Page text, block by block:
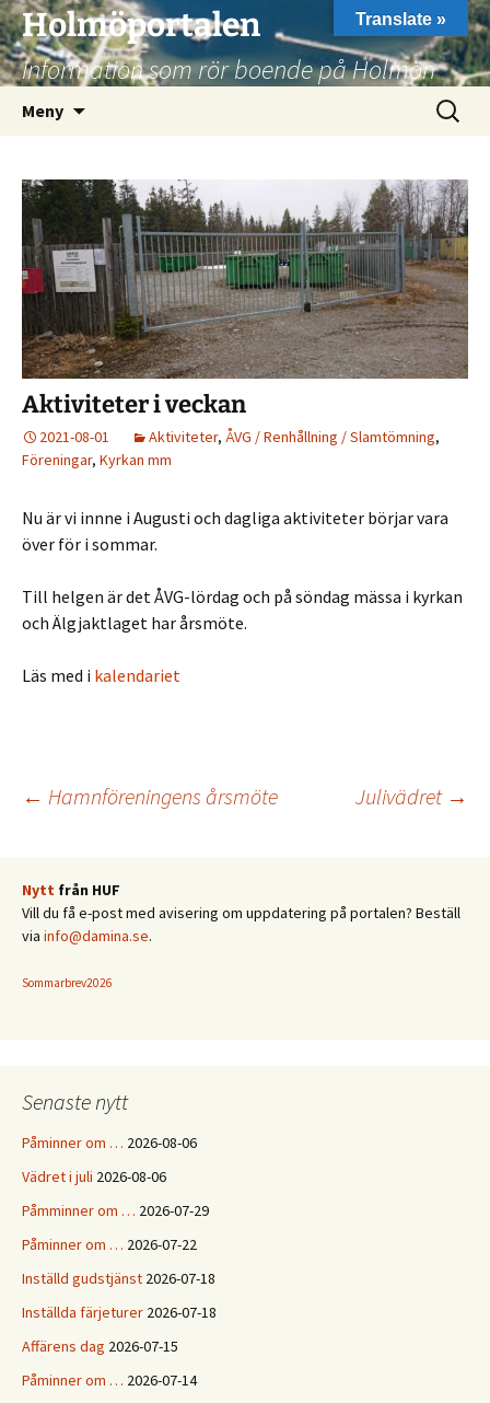
Hoppa
till
innehåll
Holmöportalen
Information som rör boende på Holmön
Meny
Sök
efter:
Aktiviteter i veckan
2021-08-01 Aktiviteter, ÅVG / Renhållning / Slamtömning,
Föreningar, Kyrkan mm
Nu är vi innne i Augusti och dagliga aktiviteter börjar vara
över för i sommar.
Till helgen är det ÅVG-lördag och på söndag mässa i kyrkan
och Älgjaktlaget har årsmöte.
Läs med i kalendariet
Inläggsnavigering
← Hamnföreningens årsmöte Julivädret →
Nytt från HUF
Vill du få e-post med avisering om uppdatering på portalen? Beställ
via info@damina.se.
Sommarbrev2026
Senaste nytt
Påminner om … 2026-08-06
Vädret i juli 2026-08-06
Påmminner om … 2026-07-29
Påminner om … 2026-07-22
Inställd gudstjänst 2026-07-18
Inställda färjeturer 2026-07-18
Affärens dag 2026-07-15
Påminner om … 2026-07-14
Translate »